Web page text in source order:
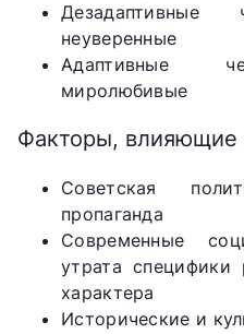
Дезадаптивные
неуверенные
Адаптивные
миролюбивые
Факторы, влияющие
Советская
пропаганда
Современные
утрата специфики
характера
Исторические и